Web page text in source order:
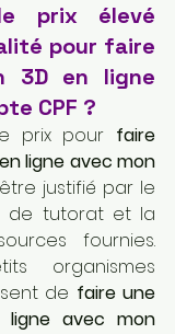
prix élevé
pour faire
3D en ligne
CPF ?
prix pour faire
ligne avec mon
justifié par le
de tutorat et la
fournies.
organismes
de faire une
ligne avec mon